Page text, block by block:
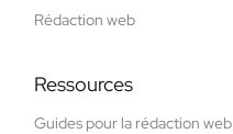
Rédaction web
Ressources
Guides pour la rédaction web